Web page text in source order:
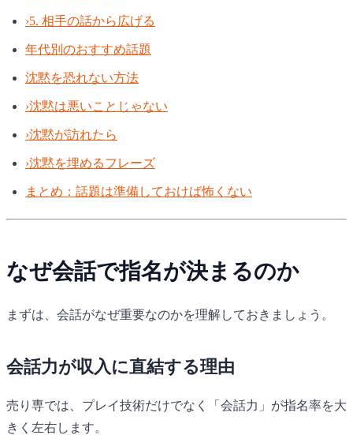
›5. 相手の話から広げる
年代別のおすすめ話題
沈黙を恐れない方法
›沈黙は悪いことじゃない
›沈黙が訪れたら
›沈黙を埋めるフレーズ
まとめ：話題は準備しておけば怖くない
なぜ会話で指名が決まるのか
まずは、会話がなぜ重要なのかを理解しておきましょう。
会話力が収入に直結する理由
売り専では、プレイ技術だけでなく「会話力」が指名率を大
きく左右します。